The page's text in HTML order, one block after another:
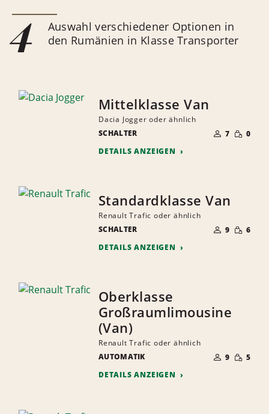
4
Auswahl verschiedener Optionen in
den Rumänien in Klasse Transporter
Mittelklasse Van
Dacia Jogger oder ähnlich
SCHALTER
DER
MITFAHRER
7 GERINGE
MENGE
0
DETAILS ANZEIGEN
Standardklasse Van
Renault Trafic oder ähnlich
SCHALTER
DER
MITFAHRER
9 GERINGE
MENGE
6
DETAILS ANZEIGEN
Oberklasse
Großraumlimousine
(Van)
Renault Trafic oder ähnlich
AUTOMATIK
DER
MITFAHRER
9 GERINGE
MENGE
5
DETAILS ANZEIGEN